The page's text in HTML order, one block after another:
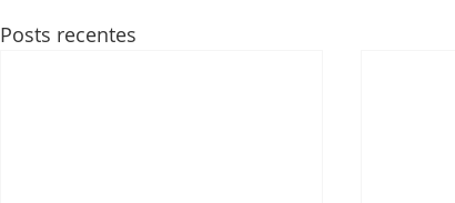
Posts recentes